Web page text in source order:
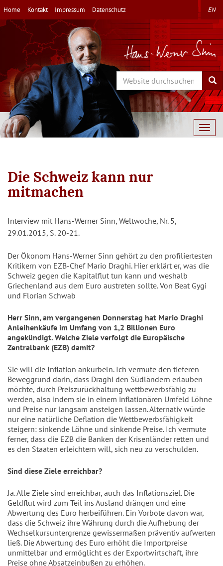
Direkt
zum
Inhalt
Home Kontakt Impressum Datenschutz EN
Search
Die Schweiz kann nur
mitmachen
Interview mit Hans-Werner Sinn, Weltwoche, Nr. 5,
29.01.2015, S. 20-21.
Der Ökonom Hans-Werner Sinn gehört zu den profiliertesten
Kritikern von EZB-Chef Mario Draghi. Hier erklärt er, was die
Schweiz gegen die Kapitalflut tun kann und weshalb
Griechenland aus dem Euro austreten sollte. Von Beat Gygi
und Florian Schwab
Herr Sinn, am vergangenen Donnerstag hat Mario Draghi
Anleihenkäufe im Umfang von 1,2 Billionen Euro
angekündigt. Welche Ziele verfolgt die Europäische
Zentralbank (EZB) damit?
Sie will die Inflation ankurbeln. Ich vermute den tieferen
Beweggrund darin, dass Draghi den Südländern erlauben
möchte, durch Preiszurückhaltung wettbewerbsfähig zu
werden, also indem sie in einem inflationären Umfeld Löhne
und Preise nur langsam ansteigen lassen. Alternativ würde
nur eine natürliche Deflation die Wettbewerbsfähigkeit
steigern: sinkende Löhne und sinkende Preise. Ich vermute
ferner, dass die EZB die Banken der Krisenländer retten und
es den Staaten erleichtern will, sich neu zu verschulden.
Sind diese Ziele erreichbar?
Ja. Alle Ziele sind erreichbar, auch das Inflationsziel. Die
Geldflut wird zum Teil ins Ausland drängen und eine
Abwertung des Euro herbeiführen. Ein Vorbote davon war,
dass die Schweiz ihre Währung durch die Aufhebung der
Wechselkursuntergrenze gewissermaßen präventiv aufwerten
ließ. Die Abwertung des Euro erhöht die Importpreise
unmittelbar und ermöglicht es der Exportwirtschaft, ihre
Preise ohne Absatzeinbußen zu erhöhen.